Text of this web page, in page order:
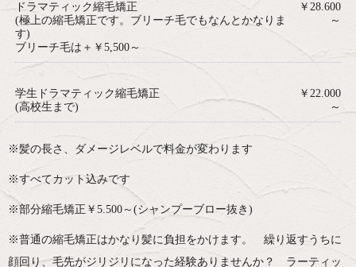
ドラマティック縮毛矯正
(極上の縮毛矯正です。ブリーチ毛でもなんとかなりま
す)
ブリーチ毛は＋￥5,500～
￥28.600
～
学生ドラマティック縮毛矯正
(高校生まで)
￥22.000
～
※髪の長さ、ダメージレベルで料金が変わります
※すべてカット込みです
※部分縮毛矯正￥5.500～(シャンプーブロー抜き)
※普通の縮毛矯正はかなり髪に負担をかけます。 繰り返すうちに
顔回り、毛先がジリジリになった経験ありませんか？ ラーティッ